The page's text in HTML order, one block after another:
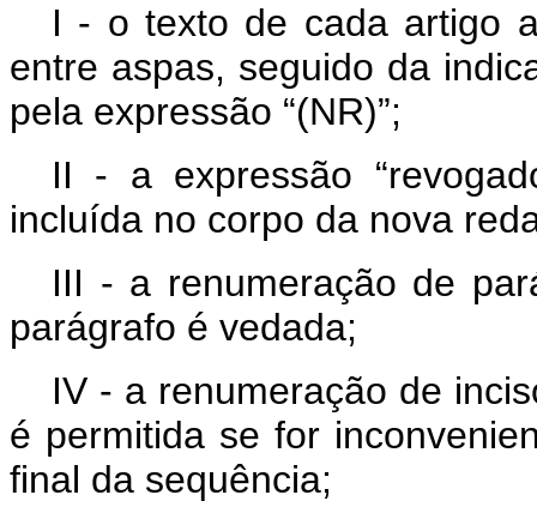
I - o texto de cada artigo
entre aspas, seguido da
pela expressão “(NR)”;
II - a expressão
incluída no corpo da nova
III - a renumeração de
parágrafo é vedada;
IV - a renumeração de
é permitida se for
final da sequência;